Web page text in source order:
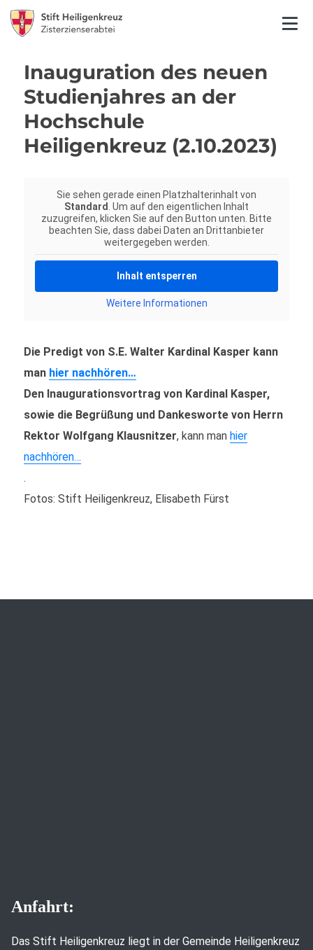
Inauguration des neuen
Studienjahres an der
Hochschule
Heiligenkreuz (2.10.2023)
Sie sehen gerade einen Platzhalterinhalt von
Standard . Um auf den eigentlichen Inhalt
zuzugreifen, klicken Sie auf den Button unten. Bitte
beachten Sie, dass dabei Daten an Drittanbieter
weitergegeben werden.
Inhalt entsperren
Weitere Informationen
Die Predigt von S.E. Walter Kardinal Kasper kann
man hier nachhören…
Den Inaugurationsvortrag von Kardinal Kasper,
sowie die Begrüßung und Dankesworte von Herrn
Rektor Wolfgang Klausnitzer, kann manhier
nachhören…
.
Fotos: Stift Heiligenkreuz, Elisabeth Fürst
Anfahrt:
Das Stift Heiligenkreuz liegt in der Gemeinde Heiligenkreuz